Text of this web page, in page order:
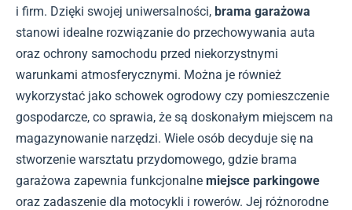
i firm. Dzięki swojej uniwersalności, brama garażowa
stanowi idealne rozwiązanie do przechowywania auta
oraz ochrony samochodu przed niekorzystnymi
warunkami atmosferycznymi. Można je również
wykorzystać jako schowek ogrodowy czy pomieszczenie
gospodarcze, co sprawia, że są doskonałym miejscem na
magazynowanie narzędzi. Wiele osób decyduje się na
stworzenie warsztatu przydomowego, gdzie brama
garażowa zapewnia funkcjonalne miejsce parkingowe
oraz zadaszenie dla motocykli i rowerów. Jej różnorodne